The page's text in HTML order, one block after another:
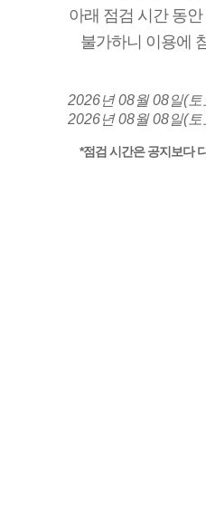
아래 점검 시간 동안
불가하니 이용에
2026년 08월 08일(
2026년 08월 08일(
*점검 시간은 공지보다